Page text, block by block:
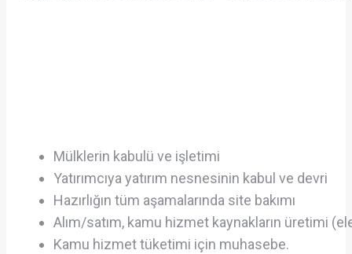
Mülklerin kabulü ve işletimi
Yatırımcıya yatırım nesnesinin kabul ve devri
Hazırlığın tüm aşamalarında site bakımı
Alım/satım, kamu hizmet kaynakların üretimi
Kamu hizmet tüketimi için muhasebe.